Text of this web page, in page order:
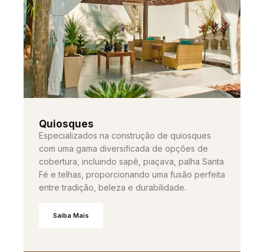
Quiosques
Especializados na construção de quiosques
com uma gama diversificada de opções de
cobertura, incluindo sapê, piaçava, palha Santa
Fé e telhas, proporcionando uma fusão perfeita
entre tradição, beleza e durabilidade.
Saiba Mais